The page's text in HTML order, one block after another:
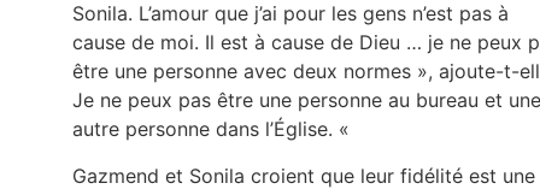
Sonila. L’amour que j’ai pour les gens n’est pas à
cause de moi. Il est à cause de Dieu … je ne peux
être une personne avec deux normes », ajoute-t-
Je ne peux pas être une personne au bureau et une
autre personne dans l’Église. «
Gazmend et Sonila croient que leur fidélité est une